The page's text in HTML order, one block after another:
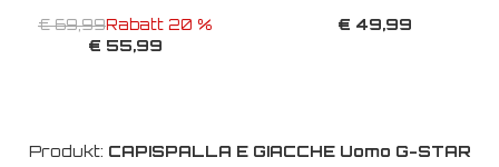
€ 69,99Rabatt 20 %
€ 55,99
€ 49,99
Produkt: CAPISPALLA E GIACCHE Uomo G-STAR